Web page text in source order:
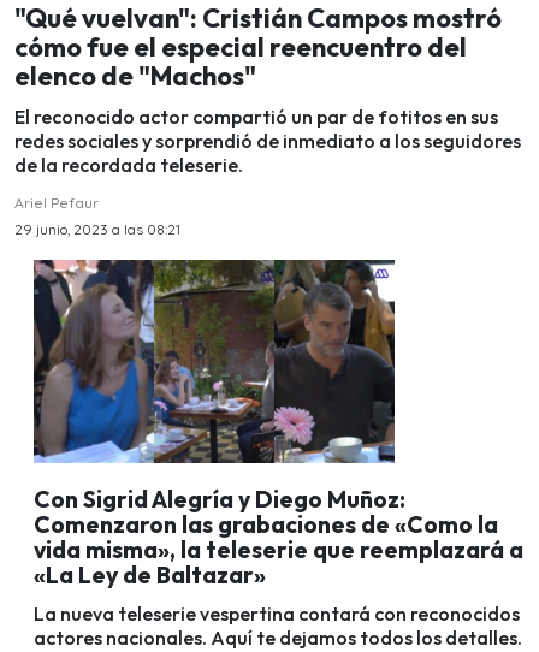
"Qué vuelvan": Cristián Campos mostró
cómo fue el especial reencuentro del
elenco de "Machos"
El reconocido actor compartió un par de fotitos en sus
redes sociales y sorprendió de inmediato a los seguidores
de la recordada teleserie.
Ariel Pefaur
29 junio, 2023 a las 08:21
Con Sigrid Alegría y Diego Muñoz:
Comenzaron las grabaciones de «Como la
vida misma», la teleserie que reemplazará a
«La Ley de Baltazar»
La nueva teleserie vespertina contará con reconocidos
actores nacionales. Aquí te dejamos todos los detalles.